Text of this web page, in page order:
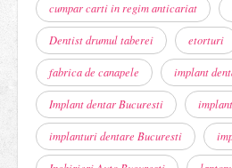
cumpar carti in regim anticariat
Dentist drumul taberei etorturi
fabrica de canapele implant
Implant dentar Bucuresti
implanturi dentare Bucuresti